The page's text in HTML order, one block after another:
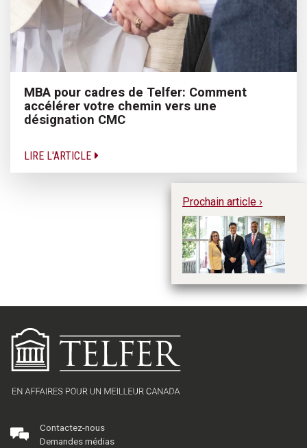
MBA pour cadres de Telfer: Comment
accélérer votre chemin vers une
désignation CMC
LIRE L'ARTICLE
Prochain article ›
Contactez-nous
Demandes médias